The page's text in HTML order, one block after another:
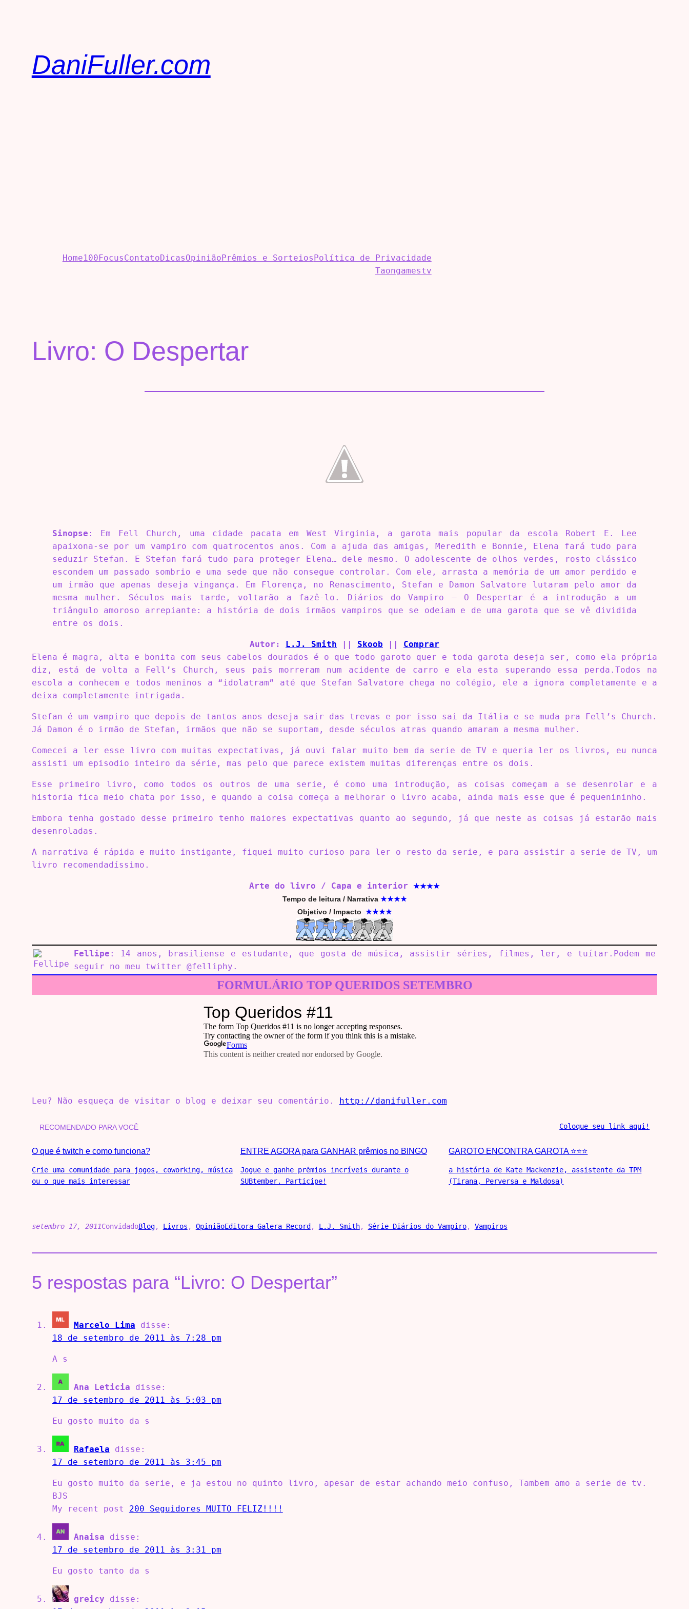
DaniFuller.com
Home100FocusContatoDicasOpinião Prêmios e Sorteios Política de Privacidade
Taongamestv
Livro: O Despertar
Sinopse : Em Fell Church, uma cidade pacata em West Virginia, a garota mais popular da escola Robert E. Lee
apaixona-se por um vampiro com quatrocentos anos. Com a ajuda das amigas, Meredith e Bonnie, Elena fará tudo para
seduzir Stefan. E Stefan fará tudo para proteger Elena… dele mesmo. O adolescente de olhos verdes, rosto clássico
escondem um passado sombrio e uma sede que não consegue controlar. Com ele, arrasta a memória de um amor perdido e
um irmão que apenas deseja vingança. Em Florença, no Renascimento, Stefan e Damon Salvatore lutaram pelo amor da
mesma mulher. Séculos mais tarde, voltarão a fazê-lo. Diários do Vampiro – O Despertar é a introdução a um
triângulo amoroso arrepiante: a história de dois irmãos vampiros que se odeiam e de uma garota que se vê dividida
entre os dois.
Autor: L.J. Smith Skoob
Comprar
Elena é magra, alta e bonita com seus cabelos dourados é o que todo garoto quer e toda garota deseja ser, como ela própria
diz, está de volta a Fell’s Church, seus pais morreram num acidente de carro e ela esta superando essa perda.Todos na
escola a conhecem e todos meninos a “idolatram” até que Stefan Salvatore chega no colégio, ele a ignora completamente e a
deixa completamente intrigada.
Stefan é um vampiro que depois de tantos anos deseja sair das trevas e por isso sai da Itália e se muda pra Fell’s Church.
Já Damon é o irmão de Stefan, irmãos que não se suportam, desde séculos atras quando amaram a mesma mulher.
Comecei a ler esse livro com muitas expectativas, já ouvi falar muito bem da serie de TV e queria ler os livros, eu nunca
assisti um episodio inteiro da série, mas pelo que parece existem muitas diferenças entre os dois.
Esse primeiro livro, como todos os outros de uma serie, é como uma introdução, as coisas começam a se desenrolar e a
historia fica meio chata por isso, e quando a coisa começa a melhorar o livro acaba, ainda mais esse que é pequenininho.
Embora tenha gostado desse primeiro tenho maiores expectativas quanto ao segundo, já que neste as coisas já estarão mais
desenroladas.
A narrativa é rápida e muito instigante, fiquei muito curioso para ler o resto da serie, e para assistir a serie de TV, um
livro recomendadíssimo.
Arte do livro / Capa e interior ★★★★
Tempo de leitura / Narrativa ★★★★
Objetivo / Impacto ★★★★
Fellipe : 14 anos, brasiliense e estudante, que gosta de música, assistir séries, filmes, ler, e tuítar.Podem me
seguir no meu twitter @felliphy.
FORMULÁRIO TOP QUERIDOS SETEMBRO
Leu? Não esqueça de visitar o blog e deixar seu comentário. http://danifuller.com
RECOMENDADO PARA VOCÊ Coloque seu link aqui!
O que é twitch e como funciona?
Crie uma comunidade para jogos, coworking, música
ou o que mais interessar
ENTRE AGORA para GANHAR prêmios no BINGO
Jogue e ganhe prêmios incríveis durante o
SUBtember. Participe!
GAROTO ENCONTRA GAROTA ⭐⭐⭐
a história de Kate Mackenzie, assistente da TPM
(Tirana, Perversa e Maldosa)
setembro 17, 2011ConvidadoBlog, Livros , OpiniãoEditora Galera Record , L.J. Smith, Série Diários do Vampiro, Vampiros
5 respostas para “Livro: O Despertar”
Marcelo Lima
disse:
18 de setembro de 2011 às 7:28 pm
A s
Ana Leticia
disse:
17 de setembro de 2011 às 5:03 pm
Eu gosto muito da s
Rafaela
disse:
17 de setembro de 2011 às 3:45 pm
Eu gosto muito da serie, e ja estou no quinto livro, apesar de estar achando meio confuso, Tambem amo a serie de tv.
BJS
My recent post 200 Seguidores MUITO FELIZ!!!!
Anaisa
disse:
17 de setembro de 2011 às 3:31 pm
Eu gosto tanto da s
greicy
disse: